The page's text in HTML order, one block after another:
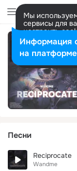
Мы
сервисы для
настроить
Разрешить
Песни
Reciprocate
Wandme
Информация
на